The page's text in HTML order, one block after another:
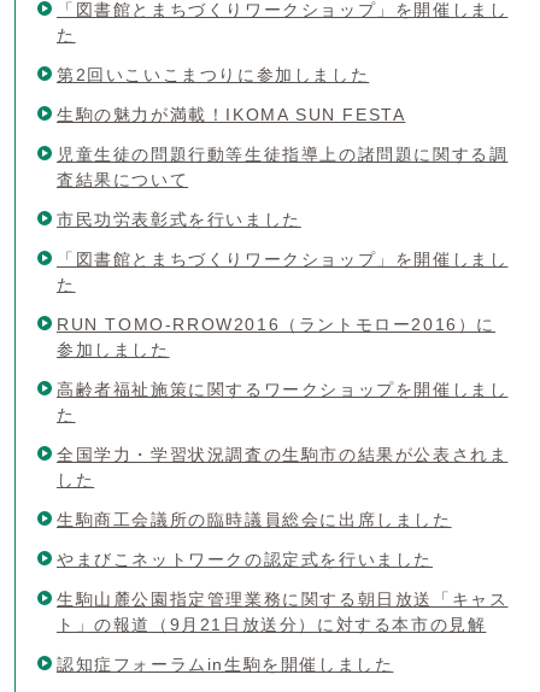
「図書館とまちづくりワークショップ」を開催しまし
た
第2回いこいこまつりに参加しました
生駒の魅力が満載！IKOMA SUN FESTA
児童生徒の問題行動等生徒指導上の諸問題に関する調
査結果について
市民功労表彰式を行いました
「図書館とまちづくりワークショップ」を開催しまし
た
RUN TOMO-RROW2016（ラントモロー2016）に
参加しました
高齢者福祉施策に関するワークショップを開催しまし
た
全国学力・学習状況調査の生駒市の結果が公表されま
した
生駒商工会議所の臨時議員総会に出席しました
やまびこネットワークの認定式を行いました
生駒山麓公園指定管理業務に関する朝日放送「キャス
ト」の報道（9月21日放送分）に対する本市の見解
認知症フォーラムin生駒を開催しました